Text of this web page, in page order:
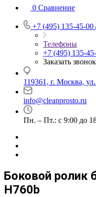
0 Сравнение
+7 (495) 135-45-00
Телефоны
+7 (495) 135-
Заказать звонок
119361, г. Москва,
info@cleanprosto.ru
Пн. – Пт.: с 9:00 до
Боковой ролик
H760b